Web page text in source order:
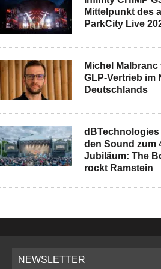
Mittelpunkt des
ParkCity Live
Michel
GLP-Vertrieb im
Deutschlands
dBTechnologies
den Sound zum
Jubiläum: The
rockt Ramstein
NEWSLETTER